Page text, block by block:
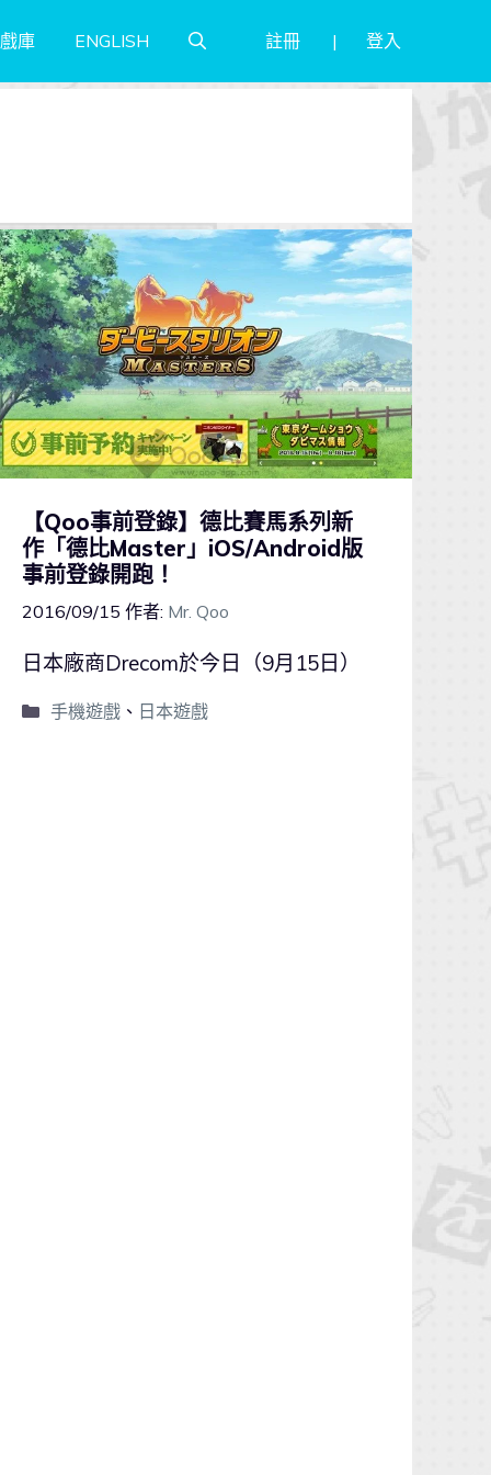
庫 ENGLISH 註冊 登入
【Qoo事前登錄】德比賽馬系列新
作「德比Master」iOS/Android版
事前登錄開跑！
2016/09/15 作者: Mr. Qoo
日本廠商Drecom於今日（9月15日）
手機遊戲、 日本遊戲